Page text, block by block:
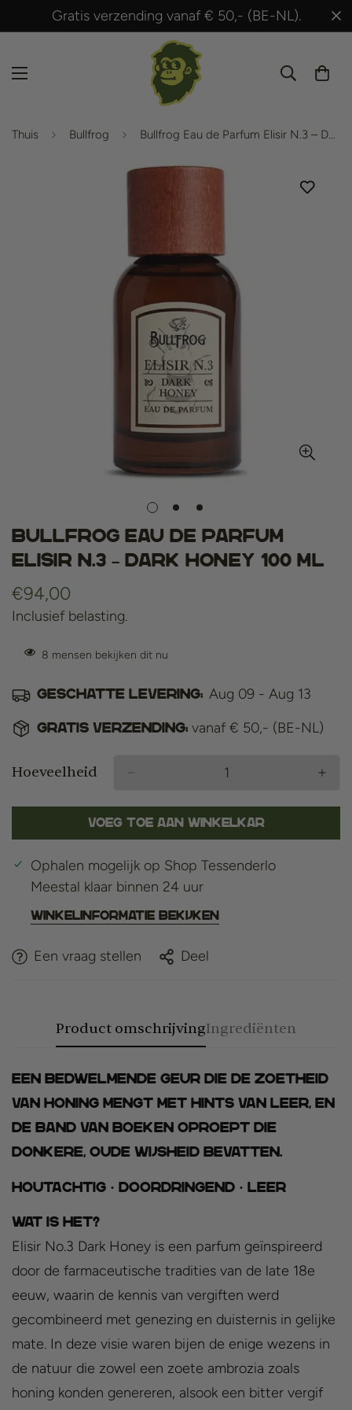
Gratis verzending vanaf € 50,- (BE-NL).
Thuis Bullfrog Bullfrog Eau de Parfum Elisir N.3 – Dark Honey 100 ml
Bullfrog Eau de Parfum
Elisir N.3 – Dark Honey 100 ml
Normale
prijs
€94,00
Inclusief belasting.
8 mensen bekijken dit nu
Geschatte levering: Aug 09 - Aug 13
Gratis verzending: vanaf € 50,- (BE-NL)
Hoeveelheid
Voeg toe aan winkelkar
Ophalen mogelijk op Shop Tessenderlo
Meestal klaar binnen 24 uur
Winkelinformatie bekijken
Een vraag stellen Deel
Product omschrijvingIngrediënten
Een bedwelmende geur die de zoetheid
van honing mengt met hints van leer, en
de band van boeken oproept die
donkere, oude wijsheid bevatten.
Houtachtig · Doordringend · Leer
WAT IS HET?
Elisir No.3 Dark Honey is een parfum geïnspireerd
door de farmaceutische tradities van de late 18e
eeuw, waarin de kennis van vergiften werd
gecombineerd met genezing en duisternis in gelijke
mate. In deze visie waren bijen de enige wezens in
de natuur die zowel een zoete ambrozia zoals
honing konden genereren, alsook een bitter vergif